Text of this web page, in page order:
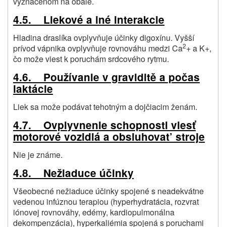
4.5. Liekové a iné interakcie
Hladina draslíka ovplyvňuje účinky digoxínu. Vyšší
prívod vápnika ovplyvňuje rovnováhu medzi Ca2+ a K+,
čo može viest k poruchám srdcového rytmu.
4.6. Používanie v graviditě a počas
laktácie
Liek sa može podávat tehotným a dojčiacim ženám.
4.7. Ovplyvnenie schopnosti viesť
motorové vozidlá a obsluhovat’ stroje
Nie je známe.
4.8. Nežiaduce účinky
Všeobecné nežiaduce účinky spojené s neadekvátne
vedenou infúznou terapiou (hyperhydratácia, rozvrat
iónovej rovnováhy, edémy, kardiopulmonálna
dekompenzácia), hyperkaliémia spojená s poruchami